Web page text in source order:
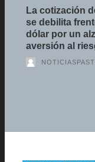
La cotización
se debilita
dólar por un
aversión al